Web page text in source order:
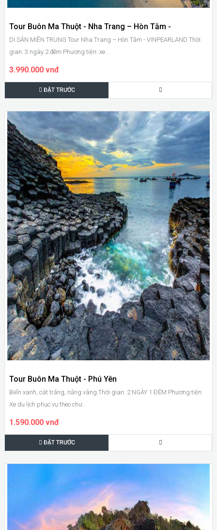
Tour Buôn Ma Thuột - Nha Trang – Hòn Tằm -
VINPEARLAND
DI SẢN MIỀN TRUNG Tour Nha Trang – Hòn Tằm - VINPEARLAND Thời
gian: 3 ngày 2 đêm Phương tiện: xe ..
3.990.000 vnđ
ĐẶT TRƯỚC
Tour Buôn Ma Thuột - Phú Yên
Biển xanh, cát trắng, nắng vàng Thời gian: 2 NGÀY 1 ĐÊM Phương tiện:
Xe du lịch phục vụ theo chư..
1.590.000 vnđ
ĐẶT TRƯỚC